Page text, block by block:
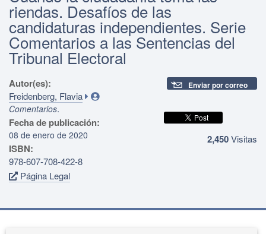
riendas. Desafíos de las
candidaturas independientes. Serie
Comentarios a las Sentencias del
Tribunal Electoral
Autor(es):
Freidenberg, Flavia
Comentarios.
Fecha de publicación:
08 de enero de 2020
ISBN:
978-607-708-422-8
Página Legal
Enviar por correo
2,450Visitas